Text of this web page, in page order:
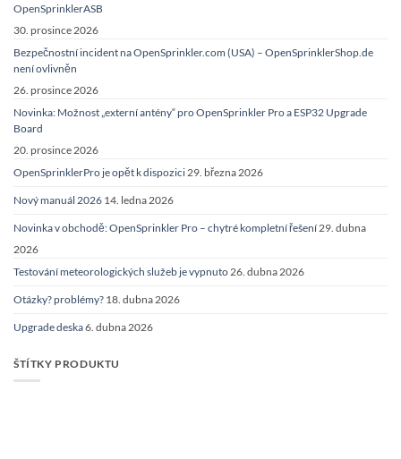
OpenSprinklerASB
30. prosince 2026
Bezpečnostní incident na OpenSprinkler.com (USA) – OpenSprinklerShop.de
není ovlivněn
26. prosince 2026
Novinka: Možnost „externí antény“ pro OpenSprinkler Pro a ESP32 Upgrade
Board
20. prosince 2026
OpenSprinklerPro je opět k dispozici 29. března 2026
Nový manuál 2026 14. ledna 2026
Novinka v obchodě: OpenSprinkler Pro – chytré kompletní řešení 29. dubna
2026
Testování meteorologických služeb je vypnuto 26. dubna 2026
Otázky? problémy? 18. dubna 2026
Upgrade deska6. dubna 2026
ŠTÍTKY PRODUKTU